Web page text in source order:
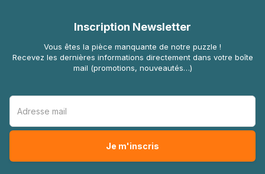
Inscription Newsletter
Vous êtes la pièce manquante de notre puzzle !
Recevez les dernières informations directement dans votre boîte
mail (promotions, nouveautés…)